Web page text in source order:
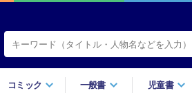
コミック 一般書 児童書